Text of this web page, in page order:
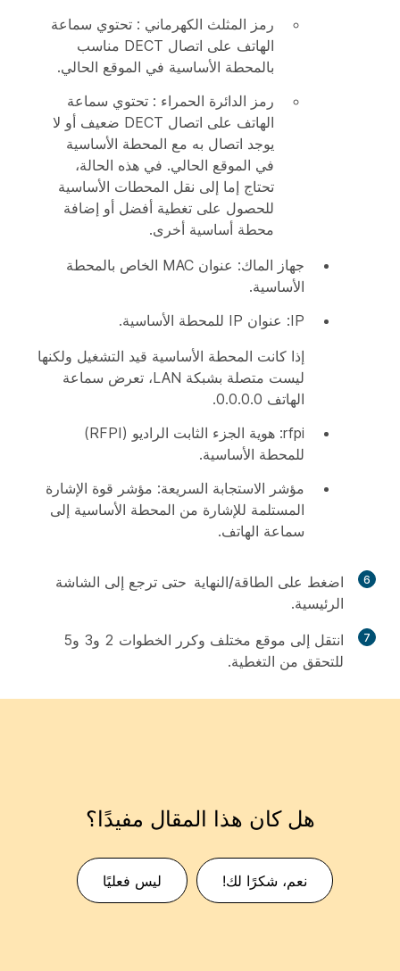
رمز المثلث الكهرماني : تحتوي سماعة
الهاتف على اتصال DECT مناسب
بالمحطة الأساسية في الموقع الحالي.
رمز الدائرة الحمراء : تحتوي سماعة
الهاتف على اتصال DECT ضعيف أو لا
يوجد اتصال به مع المحطة الأساسية
في الموقع الحالي. في هذه الحالة،
تحتاج إما إلى نقل المحطات الأساسية
للحصول على تغطية أفضل أو إضافة
محطة أساسية أخرى.
جهاز الماك: عنوان MAC الخاص بالمحطة
الأساسية.
IP: عنوان IP للمحطة الأساسية.
إذا كانت المحطة الأساسية قيد التشغيل ولكنها
ليست متصلة بشبكة LAN، تعرض سماعة
الهاتف 0.0.0.0.
rfpi: هوية الجزء الثابت الراديو (RFPI)
للمحطة الأساسية.
مؤشر الاستجابة السريعة: مؤشر قوة الإشارة
المستلمة للإشارة من المحطة الأساسية إلى
سماعة الهاتف.
6 اضغط على الطاقة/النهاية حتى ترجع إلى الشاشة
الرئيسية.
7
انتقل إلى موقع مختلف وكرر الخطوات 2 و3 و5
للتحقق من التغطية.
هل كان هذا المقال مفيدًا؟
نعم، شكرًا لك! ليس فعليًا